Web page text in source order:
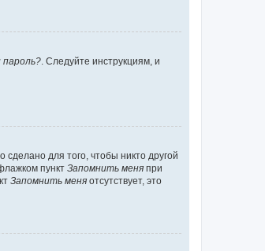
. Следуйте инструкциям, и
для того, чтобы никто другой
пункт Запомнить меня при
Запомнить меня отсутствует, это